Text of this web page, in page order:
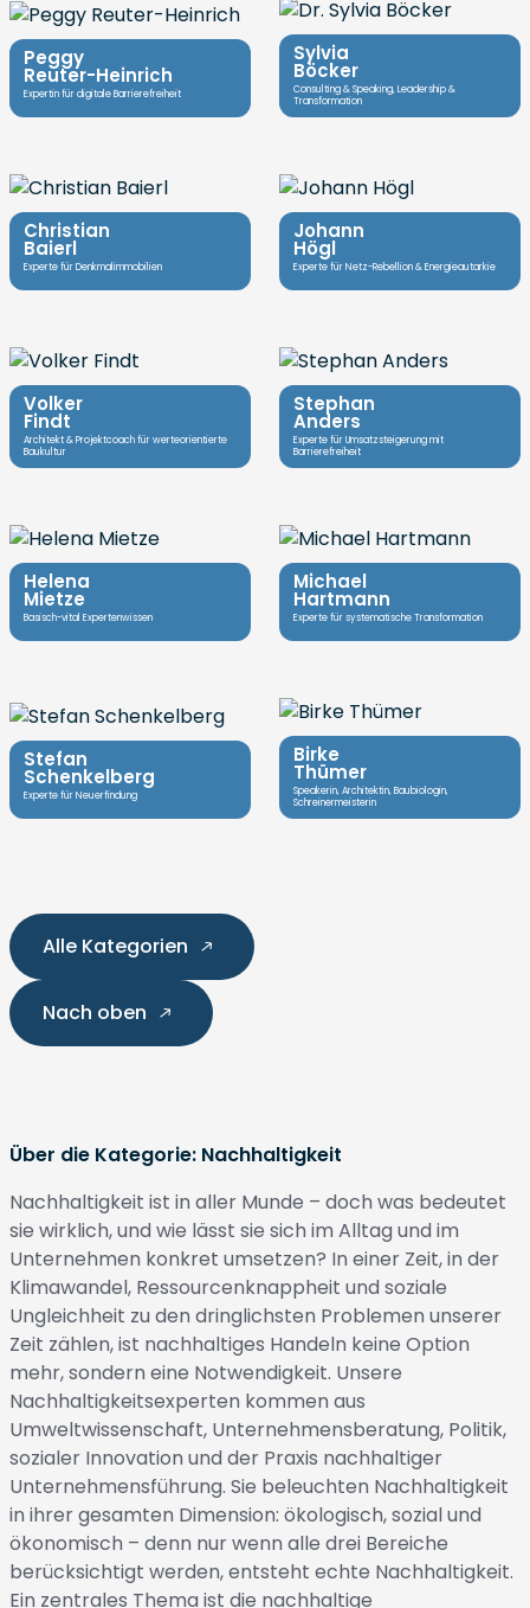
Peggy
Reuter-Heinrich
Expertin für digitale Barrierefreiheit
Sylvia
Böcker
Consulting & Speaking, Leadership &
Transformation
Christian
Baierl
Experte für Denkmalimmobilien
Johann
Högl
Experte für Netz-Rebellion & Energieautarkie
Volker
Findt
Architekt & Projektcoach für werteorientierte
Baukultur
Stephan
Anders
Experte für Umsatzsteigerung mit
Barrierefreiheit
Helena
Mietze
Basisch-vital Expertenwissen
Michael
Hartmann
Experte für systematische Transformation
Stefan
Schenkelberg
Experte für Neuerfindung
Birke
Thümer
Speakerin, Architektin, Baubiologin,
Schreinermeisterin
Alle Kategorien
Nach oben
Über die Kategorie: Nachhaltigkeit
Nachhaltigkeit ist in aller Munde – doch was bedeutet
sie wirklich, und wie lässt sie sich im Alltag und im
Unternehmen konkret umsetzen? In einer Zeit, in der
Klimawandel, Ressourcenknappheit und soziale
Ungleichheit zu den dringlichsten Problemen unserer
Zeit zählen, ist nachhaltiges Handeln keine Option
mehr, sondern eine Notwendigkeit. Unsere
Nachhaltigkeitsexperten kommen aus
Umweltwissenschaft, Unternehmensberatung, Politik,
sozialer Innovation und der Praxis nachhaltiger
Unternehmensführung. Sie beleuchten Nachhaltigkeit
in ihrer gesamten Dimension: ökologisch, sozial und
ökonomisch – denn nur wenn alle drei Bereiche
berücksichtigt werden, entsteht echte Nachhaltigkeit.
Ein zentrales Thema ist die nachhaltige